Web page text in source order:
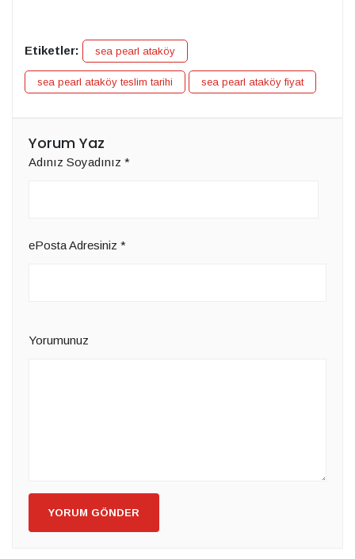
Etiketler: sea pearl ataköy
sea pearl ataköy teslim tarihi sea pearl ataköy fiyat
Yorum Yaz
Adınız Soyadınız *
ePosta Adresiniz *
Yorumunuz
YORUM GÖNDER